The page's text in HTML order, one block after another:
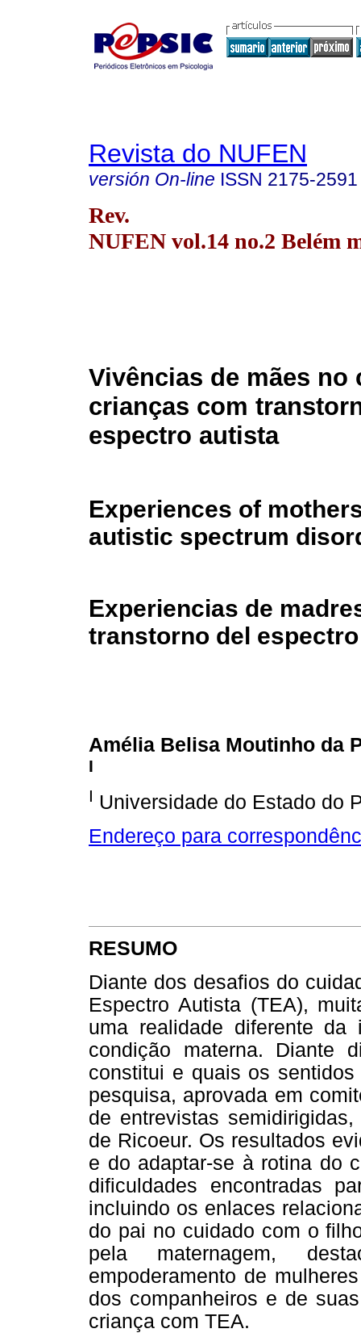
Revista do NUFEN
versión On-line ISSN 2175-2591
Rev.
NUFEN vol.14 no.2 Belém
Vivências de mães no
crianças com
espectro autista
Experiences of
autistic spectrum
Experiencias de
transtorno del
Amélia Belisa Moutinho da
I
I Universidade do Estado do
Endereço para
RESUMO
Diante dos desafios do
Espectro Autista (TEA),
uma realidade diferente
condição materna. Diante
constitui e quais os
pesquisa, aprovada em
de entrevistas
de Ricoeur. Os resultados
e do adaptar-se à rotina do
dificuldades encontradas
incluindo os enlaces
do pai no cuidado com o
pela maternagem,
empoderamento de
dos companheiros e de
criança com TEA.